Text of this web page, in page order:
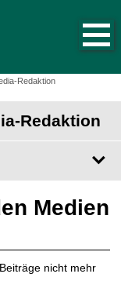
Redaktion
Redaktion
Medien
nicht mehr